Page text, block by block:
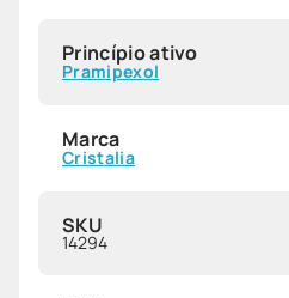
Princípio ativo
Pramipexol
Marca
Cristalia
SKU
14294